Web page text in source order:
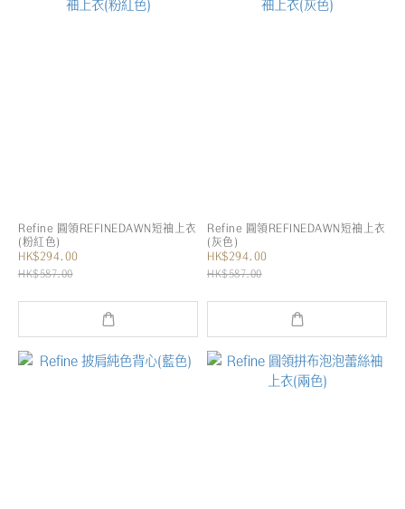
Refine 圓領REFINEDAWN短袖上衣
(粉紅色)
HK$294.00
HK$587.00
Refine 圓領REFINEDAWN短袖上衣
(灰色)
HK$294.00
HK$587.00